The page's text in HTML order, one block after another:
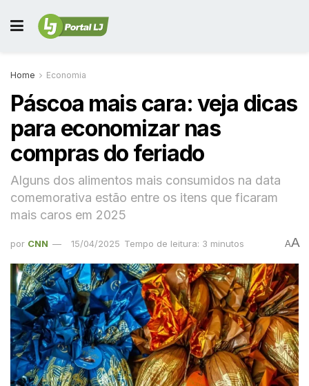
Home Economia
Páscoa mais cara: veja dicas
para economizar nas
compras do feriado
Alguns dos alimentos mais consumidos na data
comemorativa estão entre os itens que ficaram
mais caros em 2025
por CNN 15/04/2025 Tempo de leitura: 3 minutos AA